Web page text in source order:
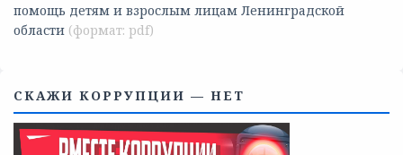
помощь детям и взрослым лицам Ленинградской
области
СКАЖИ КОРРУПЦИИ — НЕТ